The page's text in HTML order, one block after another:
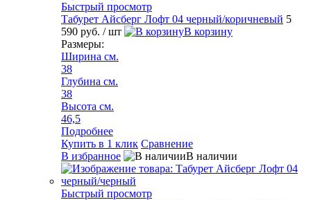
Быстрый просмотр
Табурет Айсберг Лофт 04 черный/коричневый 5
590 руб. / шт
В корзину
Размеры:
Ширина см.
38
Глубина см.
38
Высота см.
46,5
Подробнее
Купить в 1 клик Сравнение
В избранное
В наличии
Быстрый просмотр